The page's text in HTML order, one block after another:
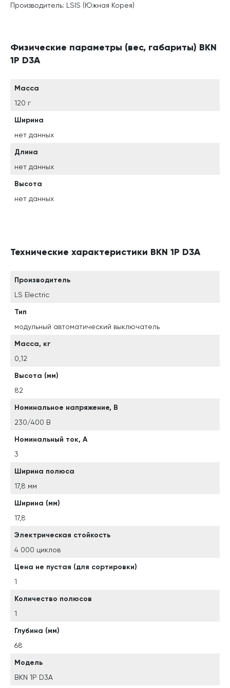
Производитель: LSIS (Южная Корея)
Физические параметры (вес, габариты) BKN
1P D3A
Масса
120 г
Ширина
нет данных
Длина
нет данных
Высота
нет данных
Технические характеристики BKN 1P D3A
Производитель
LS Electric
Тип
модульный автоматический выключатель
Масса, кг
0,12
Высота (мм)
82
Номинальное напряжение, В
230/400 В
Номинальный ток, А
3
Ширина полюса
17,8 мм
Ширина (мм)
17,8
Электрическая стойкость
4 000 циклов
Цена не пустая (для сортировки)
1
Количество полюсов
1
Глубина (мм)
68
Модель
BKN 1P D3A